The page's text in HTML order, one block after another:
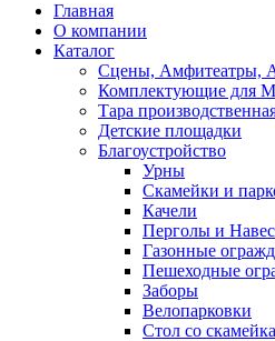
Главная
О компании
Каталог
Сцены, Амфитеатры,
Комплектующие для
Тара
Детские площадки
Благоустройство
Урны
Скамейки и
Качели
Перголы и
Газонные
Пешеходные
Заборы
Велопарковки
Стол со